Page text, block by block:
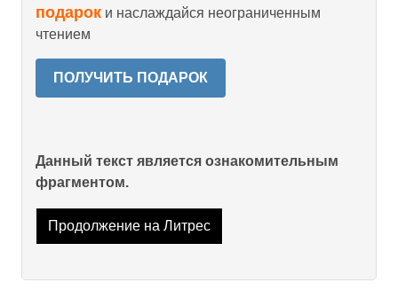
подарок и наслаждайся неограниченным
чтением
ПОЛУЧИТЬ ПОДАРОК
Данный текст является ознакомительным
фрагментом.
Продолжение на Литрес